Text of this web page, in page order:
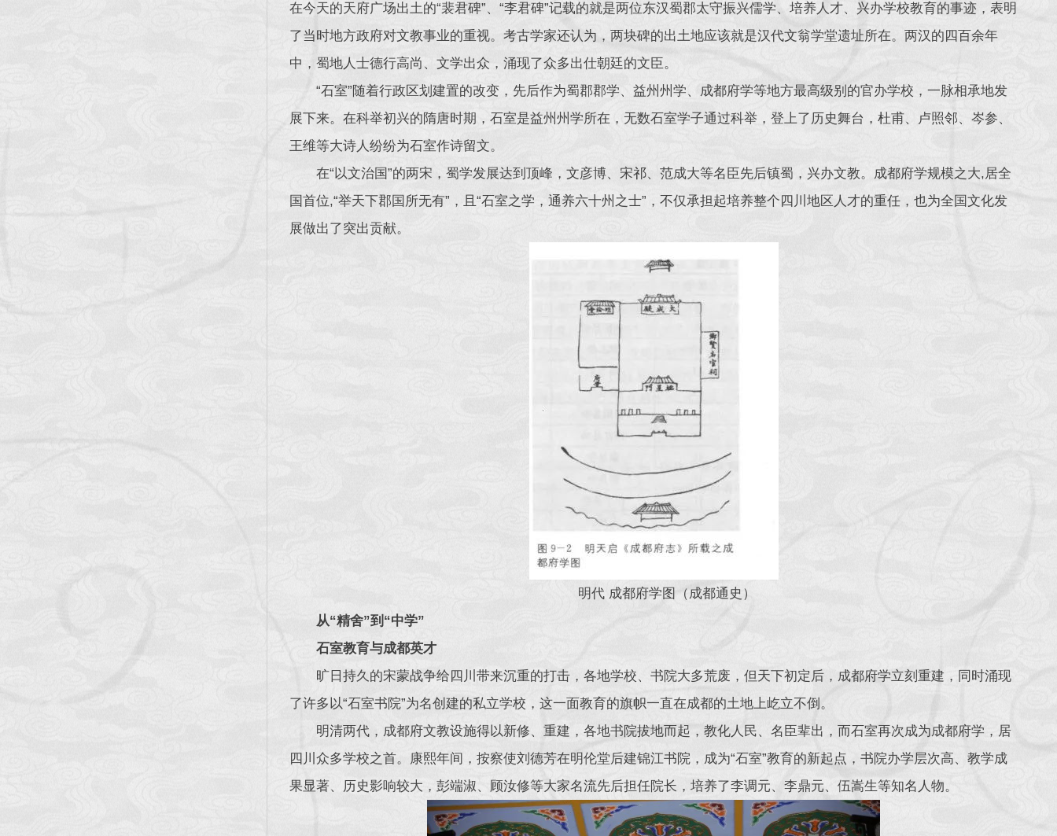
在今天的天府广场出土的“裴君碑”、“李君碑”记载的就是两位东汉蜀郡太守振兴儒学、培养人才、兴办学校教育的事迹，表明
了当时地方政府对文教事业的重视。考古学家还认为，两块碑的出土地应该就是汉代文翁学堂遗址所在。两汉的四百余年
中，蜀地人士德行高尚、文学出众，涌现了众多出仕朝廷的文臣。
“石室”随着行政区划建置的改变，先后作为蜀郡郡学、益州州学、成都府学等地方最高级别的官办学校，一脉相承地发
展下来。在科举初兴的隋唐时期，石室是益州州学所在，无数石室学子通过科举，登上了历史舞台，杜甫、卢照邻、岑参、
王维等大诗人纷纷为石室作诗留文。
在“以文治国”的两宋，蜀学发展达到顶峰，文彦博、宋祁、范成大等名臣先后镇蜀，兴办文教。成都府学规模之大,居全
国首位,“举天下郡国所无有”，且“石室之学，通养六十州之士”，不仅承担起培养整个四川地区人才的重任，也为全国文化发
展做出了突出贡献。
明代 成都府学图（成都通史）
从“精舍”到“中学”
石室教育与成都英才
旷日持久的宋蒙战争给四川带来沉重的打击，各地学校、书院大多荒废，但天下初定后，成都府学立刻重建，同时涌现
了许多以“石室书院”为名创建的私立学校，这一面教育的旗帜一直在成都的土地上屹立不倒。
明清两代，成都府文教设施得以新修、重建，各地书院拔地而起，教化人民、名臣辈出，而石室再次成为成都府学，居
四川众多学校之首。康熙年间，按察使刘德芳在明伦堂后建锦江书院，成为“石室”教育的新起点，书院办学层次高、教学成
果显著、历史影响较大，彭端淑、顾汝修等大家名流先后担任院长，培养了李调元、李鼎元、伍嵩生等知名人物。